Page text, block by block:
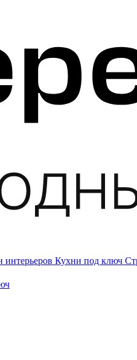
интерьеров Кухни под ключ